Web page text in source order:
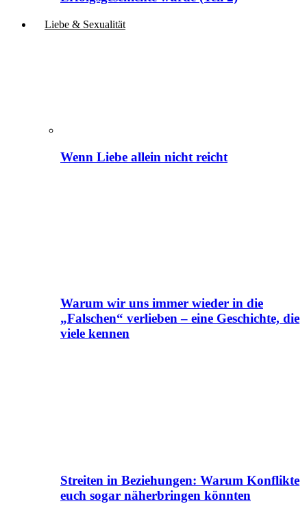
Liebe & Sexualität
Wenn Liebe allein nicht reicht
Warum wir uns immer wieder in die
„Falschen“ verlieben – eine Geschichte, die
viele kennen
Streiten in Beziehungen: Warum Konflikte
euch sogar näherbringen könnten